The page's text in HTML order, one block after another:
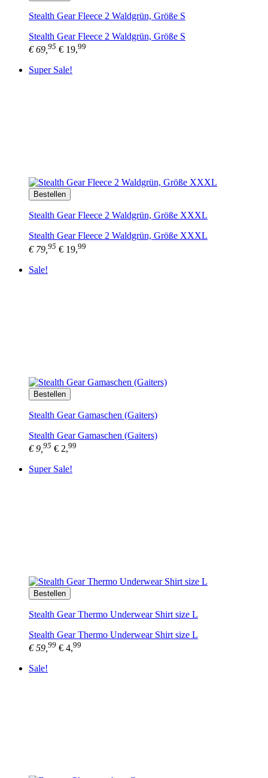
Stealth Gear Fleece 2 Waldgrün, Größe S
Stealth Gear Fleece 2 Waldgrün, Größe S
€ 69, 95 € 19,99
Super Sale!
Bestellen
Stealth Gear Fleece 2 Waldgrün, Größe XXXL
Stealth Gear Fleece 2 Waldgrün, Größe XXXL
€ 79, 95 € 19,99
Sale!
Bestellen
Stealth Gear Gamaschen (Gaiters)
Stealth Gear Gamaschen (Gaiters)
€ 9, 95 € 2,99
Super Sale!
Bestellen
Stealth Gear Thermo Underwear Shirt size L
Stealth Gear Thermo Underwear Shirt size L
€ 59, 99 € 4,99
Sale!